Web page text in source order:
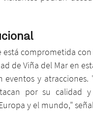
comprometida
de Viña del Mar en
y
por su calidad
y el mundo,"